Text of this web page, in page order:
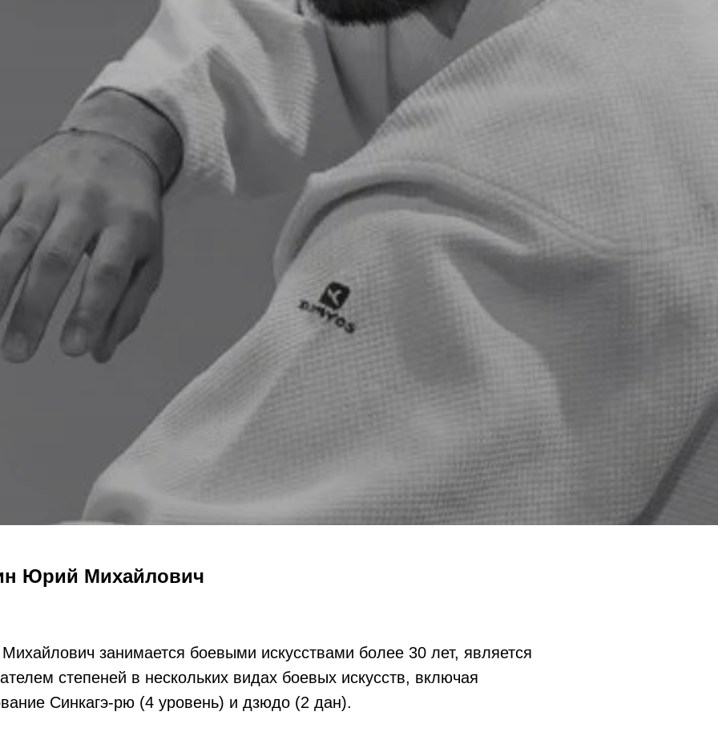
Юрий Михайлович
занимается боевыми искусствами более 30 лет, является
степеней в нескольких видах боевых искусств, включая
Синкагэ-рю (4 уровень) и дзюдо (2 дан).